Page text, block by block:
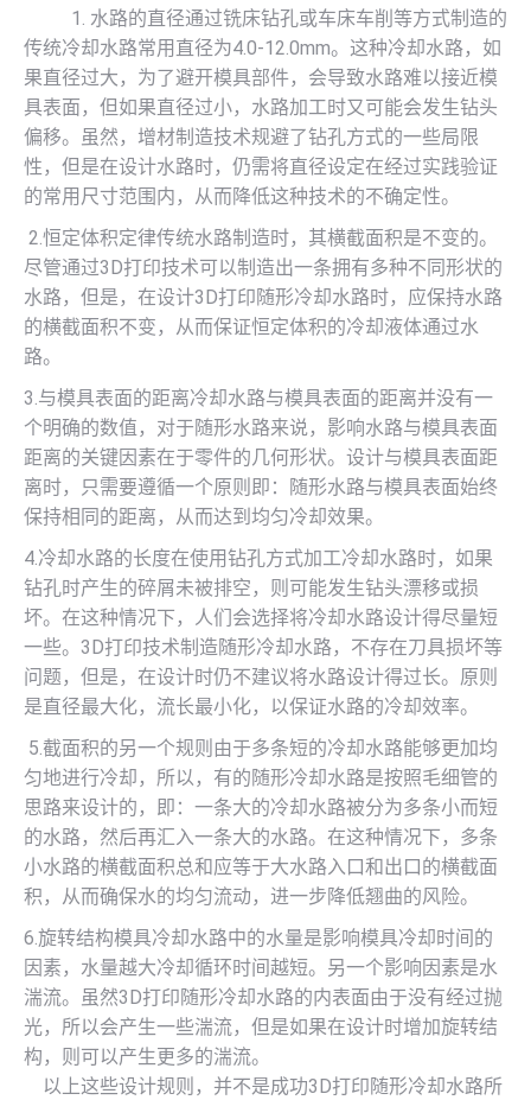
1. 水路的直径通过铣床钻孔或车床车削等方式制造的
传统冷却水路常用直径为4.0-12.0mm。这种冷却水路，如
果直径过大，为了避开模具部件，会导致水路难以接近模
具表面，但如果直径过小，水路加工时又可能会发生钻头
偏移。虽然，增材制造技术规避了钻孔方式的一些局限
性，但是在设计水路时，仍需将直径设定在经过实践验证
的常用尺寸范围内，从而降低这种技术的不确定性。
2.恒定体积定律传统水路制造时，其横截面积是不变的。
尽管通过3D打印技术可以制造出一条拥有多种不同形状的
水路，但是，在设计3D打印随形冷却水路时，应保持水路
的横截面积不变，从而保证恒定体积的冷却液体通过水
路。
3.与模具表面的距离冷却水路与模具表面的距离并没有一
个明确的数值，对于随形水路来说，影响水路与模具表面
距离的关键因素在于零件的几何形状。设计与模具表面距
离时，只需要遵循一个原则即：随形水路与模具表面始终
保持相同的距离，从而达到均匀冷却效果。
4.冷却水路的长度在使用钻孔方式加工冷却水路时，如果
钻孔时产生的碎屑未被排空，则可能发生钻头漂移或损
坏。在这种情况下，人们会选择将冷却水路设计得尽量短
一些。3D打印技术制造随形冷却水路，不存在刀具损坏等
问题，但是，在设计时仍不建议将水路设计得过长。原则
是直径最大化，流长最小化，以保证水路的冷却效率。
5.截面积的另一个规则由于多条短的冷却水路能够更加均
匀地进行冷却，所以，有的随形冷却水路是按照毛细管的
思路来设计的，即：一条大的冷却水路被分为多条小而短
的水路，然后再汇入一条大的水路。在这种情况下，多条
小水路的横截面积总和应等于大水路入口和出口的横截面
积，从而确保水的均匀流动，进一步降低翘曲的风险。
6.旋转结构模具冷却水路中的水量是影响模具冷却时间的
因素，水量越大冷却循环时间越短。另一个影响因素是水
湍流。虽然3D打印随形冷却水路的内表面由于没有经过抛
光，所以会产生一些湍流，但是如果在设计时增加旋转结
构，则可以产生更多的湍流。
以上这些设计规则，并不是成功3D打印随形冷却水路所